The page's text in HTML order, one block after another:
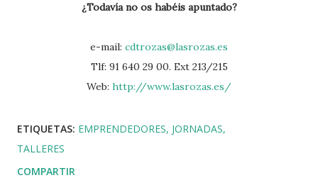
¿Todavía no os habéis apuntado?
e-mail: cdtrozas@lasrozas.es
Tlf: 91 640 29 00. Ext 213/215
Web: http://www.lasrozas.es/
ETIQUETAS: EMPRENDEDORES JORNADAS
TALLERES
COMPARTIR